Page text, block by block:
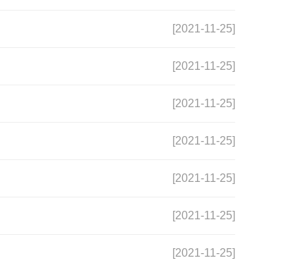
[2021-11-25]
[2021-11-25]
[2021-11-25]
[2021-11-25]
[2021-11-25]
[2021-11-25]
[2021-11-25]